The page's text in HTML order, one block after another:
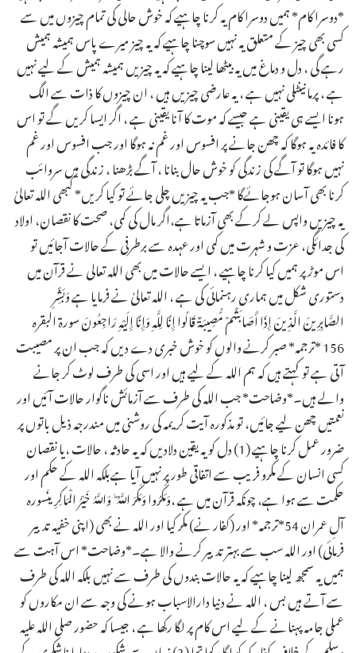
*دوسرا کام* ہمیں دوسرا کام یہ کرنا چاہیے کہ خوش حالی کی تمام چیزوں میں سے
کسی بھی چیز کے متعلق یہ نہیں سوچنا چاہیے کہ یہ چیز میرے پاس ہمیشہ ہمیش
رہے گی ، دل و دماغ میں یہ بیٹھا لینا چاہیے کہ یہ چیزیں ہمیشہ ہمیش کے لیے نہیں
ہے ، پرمانینٹلی نہیں ہے ، یہ عارضی چیزیں ہیں ، ان چیزوں کا ذات سے الگ
ہونا ایسے ہی یقینی ہے جیسے کہ موت کا آنا یقینی ہے ، اگر ایسا کریں گے تو اس
کا فائدہ یہ ہوگا کہ چھن جانے پر افسوس اور غم نہ ہوگا اور جب افسوس اور غم
نہیں ہوگا تو آگے کی زندگی کو خوش حال بنانا ، آگے بڑھنا ، زندگی میں سروائب
کرنا بھی آسان ہوجائےگا ـ*جب یہ چیزیں چلی جائے تو کیا کریں* کبھی اللہ تعالیٰ
یہ چیزیں واپس لے کرکے بھی آزماتا ہے،اگر مال کی کمی، صحت کا نقصان، اولاد
کی جدائگی، عزت و شہرت میں کمی اور عہدہ سے برطرفی کے حالات آجائیں تو
اس موڑ پر ہمیں کیا کرنا چاہیے ، ایسے حالات میں بھی اللہ تعالی نے قرآن میں
دستوری شکل میں ہماری رہنمائی کی ہے ، اللہ تعالیٰ نے فرمایا ہے وَبَشِّرِ
الصَّابِرِينَ الَّذِينَ إِذَا أَصَابَتْهُمْ مُّصِيبَةٌ قَالُوا إِنَّا لِلَّهِ وَإِنَّا إِلَيْهِ رَاجِعُونَ سورۃ البقرہ
156 *ترجمہ* صبر کرنے والوں کو خوش خبری دے دیں کہ جب ان پر مصیبت
آتی ہے تو کہتے ہیں کہ ہم اللہ کے لیے ہیں اور اسی کی طرف لوٹ کر جانے
والے ہیں۔*وضاحت* جب اللہ کی طرف سے آزمائش ناگوار حالات آئیں اور
نعمتیں چھن لیے جائیں، تو مذکورہ آیت کریمہ کی روشنی میں مندرجہ ذیل باتوں پر
ضرور عمل کرنا چاہیے ـ(1) دل کو یہ یقین دلادیں کہ یہ حادثہ ، حالات ،یا نقصان
کسی انسان کے مکرو فریب سے اتفاقی طور پر نہیں آیا ہےبلکہ اللہ کے حکم اور
حکمت سے ہوا ہے، چونکہ قرآن میں ہے ،وَمَكَرُوا وَمَكَرَ اللَّهُ ۖ وَاللَّهُ خَيْرُ الْمَاكِرِينَسورہ
آلِ عمران 54*ترجمہ* اور (کفار نے) مکر کیا اور اللہ نے بھی (اپنی خفیہ تدبیر
فرمائی) اور اللہ سب سے بہتر تدبیر کرنے والا ہے۔*وضاحت* اس آہت سے
ہمیں یہ سمجھ لینا چاہیے کہ یہ حالات بندوں کی طرف سے نہیں بلکہ اللہ کی طرف
سے آتے ہیں بس ، اللہ نے دنیا دارالاسباب ہونے کی وجہ سے ان مکاروں کو
عملی جامہ پہنانے کے لیے اس کام پر لگا رکھا ہے ، جیسا کہ حضور صلی اللہ علیہ